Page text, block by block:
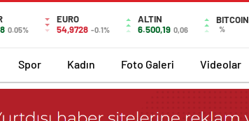
0.05%
EURO
54,9728 -0.1%
ALTIN
6.500,19 0,06
BITCOIN
%
Spor Kadın Foto Galeri Videolar